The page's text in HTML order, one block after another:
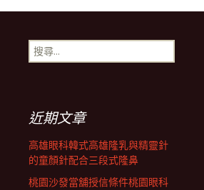
導
覽
列
搜
尋
近期文章
高雄眼科韓式高雄隆乳與精靈針
的童顏針配合三段式隆鼻
桃園沙發當舖授信條件桃園眼科